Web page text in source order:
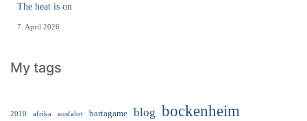
The heat is on
7. April 2026
My tags
2010 afrika ausfahrt bartagame blog bockenheim